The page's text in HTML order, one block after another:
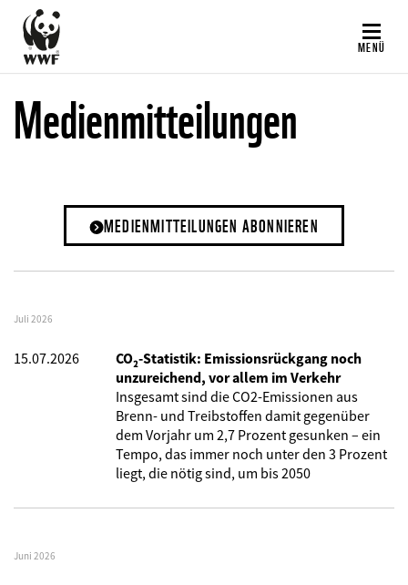
Direkt
zum
Inhalt
MENÜ
Medienmitteilungen
MEDIENMITTEILUNGEN ABONNIEREN
Juli 2026
15.07.2026
CO₂-Statistik: Emissionsrückgang noch
unzureichend, vor allem im Verkehr
Insgesamt sind die CO2-Emissionen aus
Brenn- und Treibstoffen damit gegenüber
dem Vorjahr um 2,7 Prozent gesunken – ein
Tempo, das immer noch unter den 3 Prozent
liegt, die nötig sind, um bis 2050
Juni 2026